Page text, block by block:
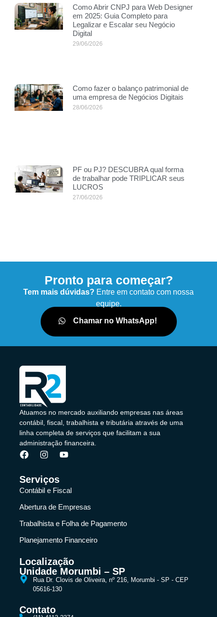
Como Abrir CNPJ para Web Designer
em 2025: Guia Completo para
Legalizar e Escalar seu Negócio
Digital
29/06/2026
Como fazer o balanço patrimonial de
uma empresa de Negócios Digitais
28/06/2026
PF ou PJ? DESCUBRA qual forma
de trabalhar pode TRIPLICAR seus
LUCROS
27/06/2026
Pronto para começar?
Tem mais dúvidas? Entre em contato com nossa
equipe.
Chamar no WhatsApp!
Atuamos no mercado auxiliando empresas nas áreas
contábil, fiscal, trabalhista e tributária através de uma
linha completa de serviços que facilitam a sua
administração financeira.
Serviços
Contábil e Fiscal
Abertura de Empresas
Trabalhista e Folha de Pagamento
Planejamento Financeiro
Localização
Unidade Morumbi – SP
Rua Dr. Clovis de Oliveira, nº 216, Morumbi - SP - CEP
05616-130
Contato